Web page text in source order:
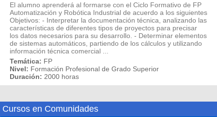
El alumno aprenderá al formarse con el Ciclo Formativo de FP
Automatización y Robótica Industrial de acuerdo a los siguientes
Objetivos: - Interpretar la documentación técnica, analizando las
características de diferentes tipos de proyectos para precisar
los datos necesarios para su desarrollo. - Determinar elementos
de sistemas automáticos, partiendo de los cálculos y utilizando
información técnica comercial ...
Temática: FP
Nivel: Formación Profesional de Grado Superior
Duración: 2000 horas
Cursos en Comunidades